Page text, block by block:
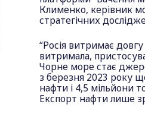
Клименко, керівник
стратегічних
“Росія витримає
витримала,
Чорне море стає
з березня 2023 року
нафти і 4,5 мільйони
Експорт нафти лише